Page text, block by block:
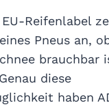
EU-Reifenlabel
Pneus an,
brauchbar
diese
haben